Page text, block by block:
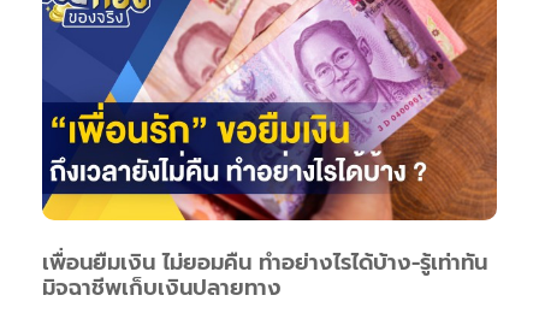
เพื่อนยืมเงิน ไม่ยอมคืน ทำอย่างไรได้บ้าง-รู้เท่าทัน
มิจฉาชีพเก็บเงินปลายทาง